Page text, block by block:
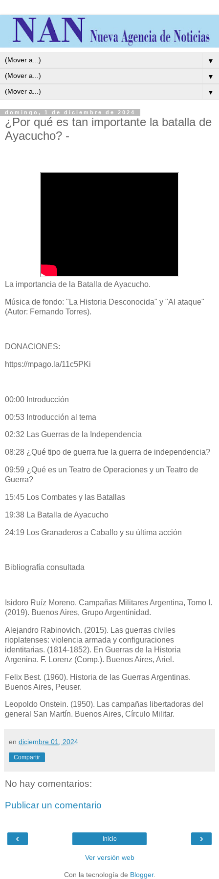
▼
▼
▼
domingo, 1 de diciembre de 2024
¿Por qué es tan importante la batalla de
Ayacucho? -
La importancia de la Batalla de Ayacucho.
Música de fondo: "La Historia Desconocida" y "Al ataque"
(Autor: Fernando Torres).
DONACIONES:
https://mpago.la/11c5PKi​
00:00​ Introducción
00:53​ Introducción al tema
02:32​ Las Guerras de la Independencia
08:28​ ¿Qué tipo de guerra fue la guerra de independencia?
09:59​ ¿Qué es un Teatro de Operaciones y un Teatro de
Guerra?
15:45​ Los Combates y las Batallas
19:38​ La Batalla de Ayacucho
24:19​ Los Granaderos a Caballo y su última acción
Bibliografía consultada
Isidoro Ruíz Moreno. Campañas Militares Argentina, Tomo I.
(2019). Buenos Aires, Grupo Argentinidad.
Alejandro Rabinovich. (2015). Las guerras civiles
rioplatenses: violencia armada y configuraciones
identitarias. (1814-1852). En Guerras de la Historia
Argenina. F. Lorenz (Comp.). Buenos Aires, Ariel.
Felix Best. (1960). Historia de las Guerras Argentinas.
Buenos Aires, Peuser.
Leopoldo Onstein. (1950). Las campañas libertadoras del
general San Martín. Buenos Aires, Círculo Militar.
en diciembre 01, 2024
Compartir
No hay comentarios:
Publicar un comentario
‹ ›
Inicio
Ver versión web
Con la tecnología de Blogger.